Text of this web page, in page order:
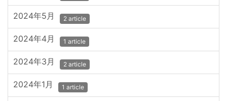
2024年5月 2 article
2024年4月 1 article
2024年3月 2 article
2024年1月 1 article